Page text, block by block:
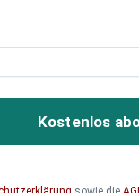
russischer
sich in
Kostenlos